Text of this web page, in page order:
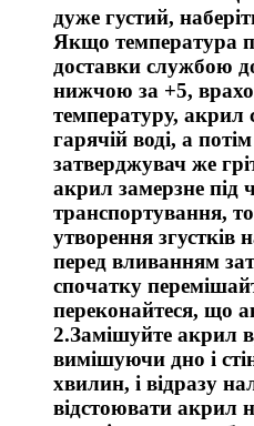
дуже густий,
Якщо температура
доставки службою
нижчою за +5,
температуру, акрил
гарячій воді, а
затверджувач же
акрил замерзне під
транспортування,
утворення
перед вливанням
спочатку
переконайтеся, що
2.Замішуйте акрил
вимішуючи дно і
хвилин, і відразу
відстоювати акрил